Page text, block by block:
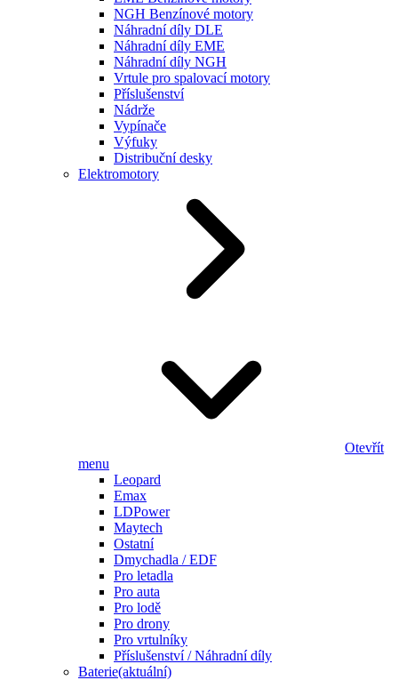
NGH Benzínové motory
Náhradní díly DLE
Náhradní díly EME
Náhradní díly NGH
Vrtule pro spalovací motory
Příslušenství
Nádrže
Vypínače
Výfuky
Distribuční desky
Elektromotory
Otevřít
menu
Leopard
Emax
LDPower
Maytech
Ostatní
Dmychadla / EDF
Pro letadla
Pro auta
Pro lodě
Pro drony
Pro vrtulníky
Příslušenství / Náhradní díly
Baterie(aktuální)